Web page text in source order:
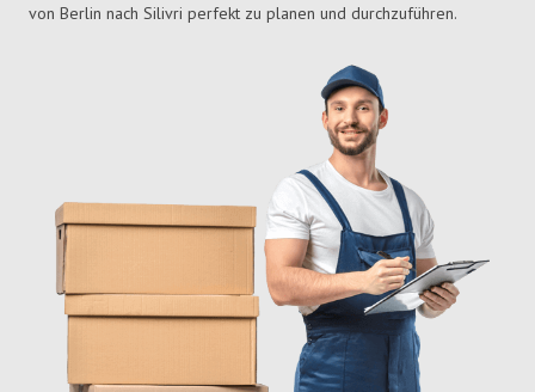
von Berlin nach Silivri perfekt zu planen und durchzuführen.